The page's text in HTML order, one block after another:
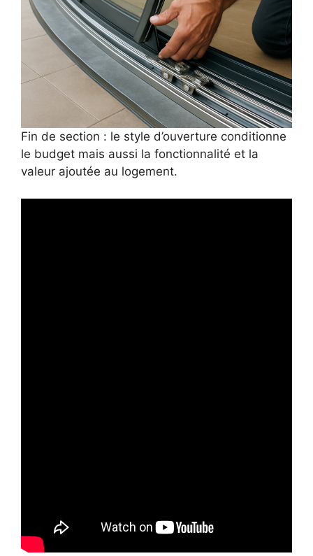
Fin de section : le style d’ouverture conditionne
le budget mais aussi la fonctionnalité et la
valeur ajoutée au logement.